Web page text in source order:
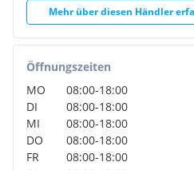
P28 EASY PACK Paket - elektr.
QA4 Anhängelast 2500 kg
RG7 Bereifung 225/55 R17
RH6 Reifenfabrikat Hankook
RK8 Leichtmetallräder 7 J x 17
RM4 Komfortbereifung
RY2 Reifendrucküberwachung
SA1 Sitzkissentiefenverstellung
SA2 Sitzkissentiefenverstellung
SA6 Airbag Beifahrer
Mehr über diesen Händler
Öffnungszeiten
MO
08:00-18:00
DI
08:00-18:00
MI
08:00-18:00
DO
08:00-18:00
FR
08:00-18:00